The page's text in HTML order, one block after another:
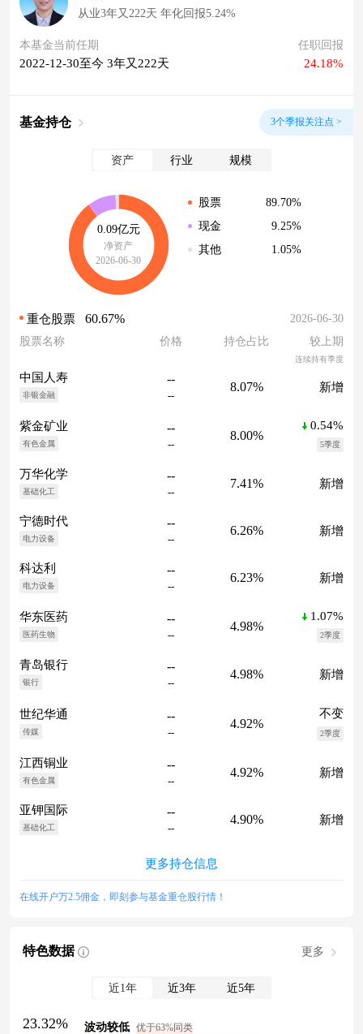
从业3年又222天 年化回报5.24%
本基金当前任期
2022-12-30至今 3年又222天
任职回报
24.18%
基金持仓 3个季报关注点 >
资产 行业 规模
0.09亿元
净资产
2026-06-30
股票
89.70%
现金
9.25%
其他
1.05%
重仓股票 60.67%
2026-06-30
股票名称
价格 持仓占比 较上期
连续持有季度
中国人寿
非银金融
--
--
8.07% 新增
紫金矿业
有色金属
--
--
8.00%
0.54%
5季度
万华化学
基础化工
--
--
7.41% 新增
宁德时代
电力设备
--
--
6.26% 新增
科达利
电力设备
--
--
6.23% 新增
华东医药
医药生物
--
--
4.98%
1.07%
2季度
青岛银行
银行
--
--
4.98% 新增
世纪华通
传媒
--
--
4.92%
不变
2季度
江西铜业
有色金属
--
--
4.92% 新增
亚钾国际
基础化工
--
--
4.90% 新增
更多持仓信息
在线开户万2.5佣金，即刻参与基金重仓股行情！
特色数据 更多
近1年 近3年 近5年
23.32% 波动较低 优于63%同类